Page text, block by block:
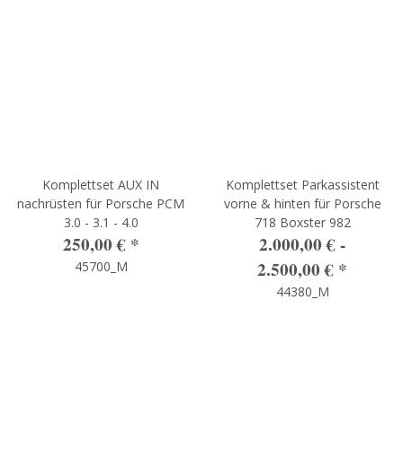
Komplettset AUX IN
nachrüsten für Porsche PCM
3.0 - 3.1 - 4.0
250,00 € *
45700_M
Komplettset Parkassistent
vorne & hinten für Porsche
718 Boxster 982
2.000,00 € -
2.500,00 € *
44380_M